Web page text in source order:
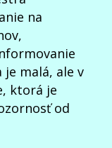
na
je malá, ale v
ktorá je
od